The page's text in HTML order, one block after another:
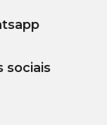
sociais